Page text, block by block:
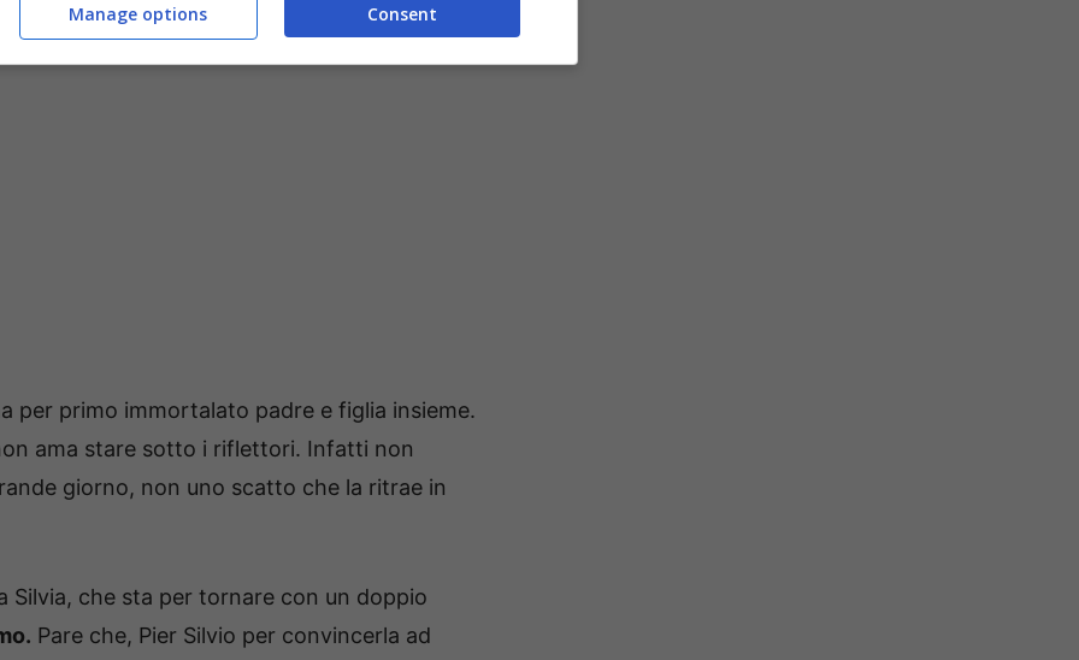
Silvio Berlusconi
per primo immortalato padre e figlia insieme.
ama stare sotto i riflettori. Infatti non
giorno, non uno scatto che la ritrae in
Silvia, che sta per tornare con un doppio
Pare che, Pier Silvio per convincerla ad
Consent
Manage options